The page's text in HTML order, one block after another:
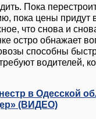
Пока
пока цены придут
что снова и
остро обнажает
способны
водителей,
в Одесской
(ВИДЕО)